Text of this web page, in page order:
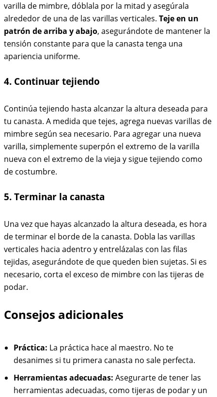
varilla de mimbre, dóblala por la mitad y asegúrala
alrededor de una de las varillas verticales. Teje en un
patrón de arriba y abajo, asegurándote de mantener la
tensión constante para que la canasta tenga una
apariencia uniforme.
4. Continuar tejiendo
Continúa tejiendo hasta alcanzar la altura deseada para
tu canasta. A medida que tejes, agrega nuevas varillas de
mimbre según sea necesario. Para agregar una nueva
varilla, simplemente superpón el extremo de la varilla
nueva con el extremo de la vieja y sigue tejiendo como
de costumbre.
5. Terminar la canasta
Una vez que hayas alcanzado la altura deseada, es hora
de terminar el borde de la canasta. Dobla las varillas
verticales hacia adentro y entrelázalas con las filas
tejidas, asegurándote de que queden bien sujetas. Si es
necesario, corta el exceso de mimbre con las tijeras de
podar.
Consejos adicionales
Práctica: La práctica hace al maestro. No te
desanimes si tu primera canasta no sale perfecta.
Herramientas adecuadas: Asegurarte de tener las
herramientas adecuadas, como tijeras de podar y un